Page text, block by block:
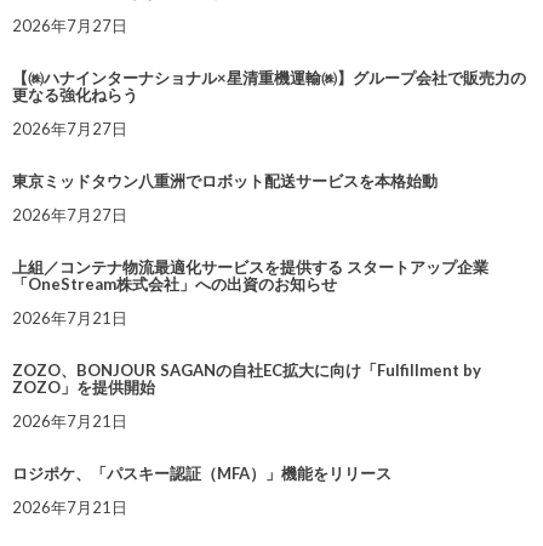
2026年7月27日
【㈱ハナインターナショナル×星清重機運輸㈱】グループ会社で販売力の
更なる強化ねらう
2026年7月27日
東京ミッドタウン八重洲でロボット配送サービスを本格始動
2026年7月27日
上組／コンテナ物流最適化サービスを提供する スタートアップ企業
「OneStream株式会社」への出資のお知らせ
2026年7月21日
ZOZO、BONJOUR SAGANの自社EC拡大に向け「Fulfillment by
ZOZO」を提供開始
2026年7月21日
ロジポケ、「パスキー認証（MFA）」機能をリリース
2026年7月21日